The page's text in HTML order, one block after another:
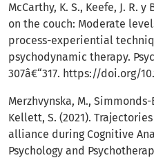
McCarthy, K. S., Keefe, J. R.
on the couch: Moderate
process-experiential
psychodynamic therapy.
307â€“317. https://doi.org/
Merzhvynska, M.,
Kellett, S. (2021).
alliance during Cognitive
Psychology and